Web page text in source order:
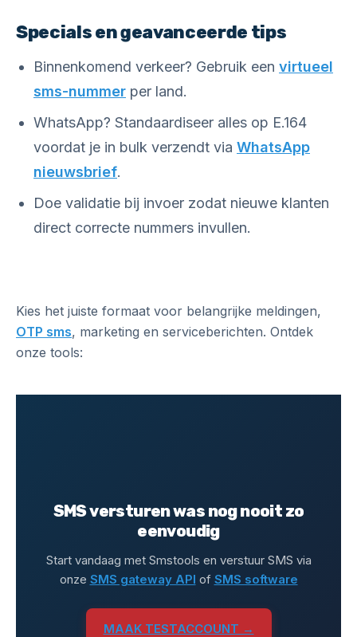
Specials en geavanceerde tips
Binnenkomend verkeer? Gebruik een virtueel
sms-nummer per land.
WhatsApp? Standaardiseer alles op E.164
voordat je in bulk verzendt via WhatsApp
nieuwsbrief.
Doe validatie bij invoer zodat nieuwe klanten
direct correcte nummers invullen.
Kies het juiste formaat voor belangrijke meldingen,
OTP sms, marketing en serviceberichten. Ontdek
onze tools:
SMS versturen was nog nooit zo
eenvoudig
Start vandaag met Smstools en verstuur SMS via
onze SMS gateway API of SMS software
MAAK TESTACCOUNT →